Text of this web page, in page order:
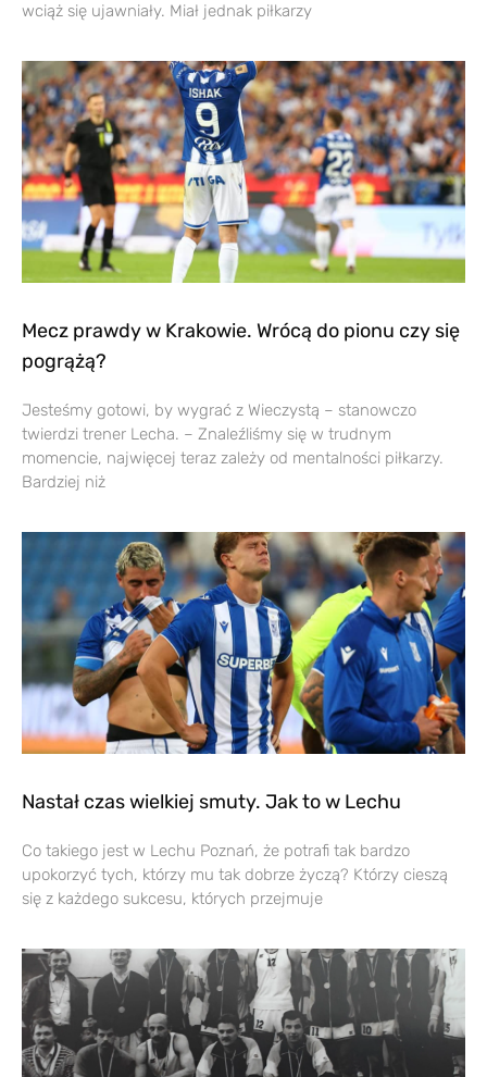
wciąż się ujawniały. Miał jednak piłkarzy
Mecz prawdy w Krakowie. Wrócą do pionu czy się
pogrążą?
Jesteśmy gotowi, by wygrać z Wieczystą – stanowczo
twierdzi trener Lecha. – Znaleźliśmy się w trudnym
momencie, najwięcej teraz zależy od mentalności piłkarzy.
Bardziej niż
Nastał czas wielkiej smuty. Jak to w Lechu
Co takiego jest w Lechu Poznań, że potrafi tak bardzo
upokorzyć tych, którzy mu tak dobrze życzą? Którzy cieszą
się z każdego sukcesu, których przejmuje